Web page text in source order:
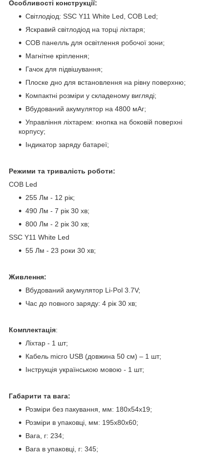
Особливості конструкції:
Світлодіод: SSC Y11 White Led, COB Led;
Яскравий світлодіод на торці ліхтаря;
COB панелль для освітлення робочої зони;
Магнітне кріплення;
Гачок для підвішування;
Плоске дно для встановлення на рівну поверхню;
Компактні розміри у складеному вигляді;
Вбудований акумулятор на 4800 мАг;
Управління ліхтарем: кнопка на боковій поверхні
корпусу;
Індикатор заряду батареї;
Режими та тривалість роботи:
COB Led
255 Лм - 12 рік;
490 Лм - 7 рік 30 хв;
800 Лм - 2 рік 30 хв;
SSC Y11 White Led
55 Лм - 23 роки 30 хв;
Живлення:
Вбудований акумулятор Li-Pol 3.7V;
Час до повного заряду: 4 рік 30 хв;
Комплектація:
Ліхтар - 1 шт;
Кабель micro USB (довжина 50 см) – 1 шт;
Інструкція українською мовою - 1 шт;
Габарити та вага:
Розміри без пакування, мм: 180x54x19;
Розміри в упаковці, мм: 195x80x60;
Вага, г: 234;
Вага в упаковці, г: 345;